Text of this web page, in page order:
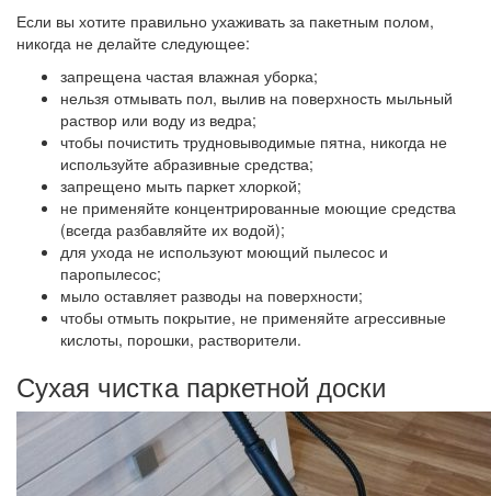
Если вы хотите правильно ухаживать за пакетным полом,
никогда не делайте следующее:
запрещена частая влажная уборка;
нельзя отмывать пол, вылив на поверхность мыльный
раствор или воду из ведра;
чтобы почистить трудновыводимые пятна, никогда не
используйте абразивные средства;
запрещено мыть паркет хлоркой;
не применяйте концентрированные моющие средства
(всегда разбавляйте их водой);
для ухода не используют моющий пылесос и
паропылесос;
мыло оставляет разводы на поверхности;
чтобы отмыть покрытие, не применяйте агрессивные
кислоты, порошки, растворители.
Сухая чистка паркетной доски